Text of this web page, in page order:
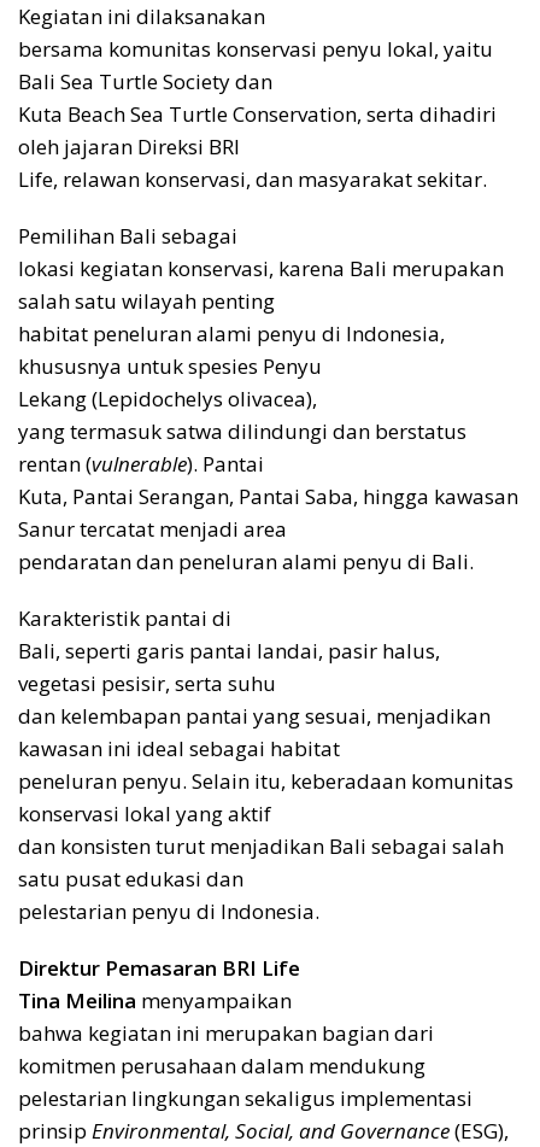
Kegiatan ini dilaksanakan
bersama komunitas konservasi penyu lokal, yaitu
Bali Sea Turtle Society dan
Kuta Beach Sea Turtle Conservation, serta dihadiri
oleh jajaran Direksi BRI
Life, relawan konservasi, dan masyarakat sekitar.
Pemilihan Bali sebagai
lokasi kegiatan konservasi, karena Bali merupakan
salah satu wilayah penting
habitat peneluran alami penyu di Indonesia,
khususnya untuk spesies Penyu
Lekang (Lepidochelys olivacea),
yang termasuk satwa dilindungi dan berstatus
rentan (vulnerable). Pantai
Kuta, Pantai Serangan, Pantai Saba, hingga kawasan
Sanur tercatat menjadi area
pendaratan dan peneluran alami penyu di Bali.
Karakteristik pantai di
Bali, seperti garis pantai landai, pasir halus,
vegetasi pesisir, serta suhu
dan kelembapan pantai yang sesuai, menjadikan
kawasan ini ideal sebagai habitat
peneluran penyu. Selain itu, keberadaan komunitas
konservasi lokal yang aktif
dan konsisten turut menjadikan Bali sebagai salah
satu pusat edukasi dan
pelestarian penyu di Indonesia.
Direktur Pemasaran BRI Life
Tina Meilina menyampaikan
bahwa kegiatan ini merupakan bagian dari
komitmen perusahaan dalam mendukung
pelestarian lingkungan sekaligus implementasi
prinsip Environmental, Social, and Governance(ESG),